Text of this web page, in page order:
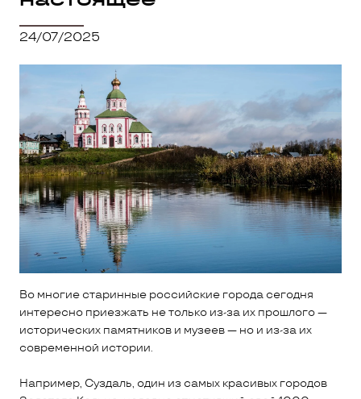
24/07/2025
Во многие старинные российские города сегодня
интересно приезжать не только из-за их прошлого —
исторических памятников и музеев — но и из-за их
современной истории.
Например, Суздаль, один из самых красивых городов